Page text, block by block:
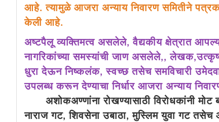
आहे. त्यामुळे आजरा अन्याय निवारण समितीने
केली आहे.
अष्टपैलू व्यक्तिमत्व असलेले, वैद्यकीय क्षेत्रात
नागरिकांच्या समस्यांची जाण असलेले,, लेखक,उत्कृष्ट
धुरा देऊन निष्कलंक, स्वच्छ तसेच समविचारी
उपलब्ध करून देण्याचा निर्धार आजरा अन्याय
अशोकअण्णांना रोखण्यासाठी विरोधकांनी मोट
नाराज गट, शिवसेना उबाठा, मुस्लिम युवा गट